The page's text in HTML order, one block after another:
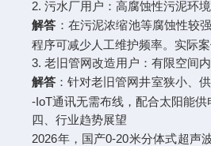
2. 污水厂用户：高腐蚀性污泥环
解答 ：在污泥浓缩池等腐蚀性较
程序可减少人工维护频率。实际
3. 老旧管网改造用户：有限空间
解答 ：针对老旧管网井室狭小、
-IoT通讯无需布线，配合太阳能
四、行业趋势展望
2026年，国产0-20米分体式超声